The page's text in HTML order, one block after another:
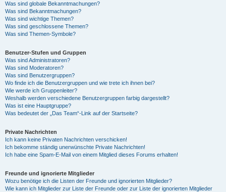
Was sind globale Bekanntmachungen?
Was sind Bekanntmachungen?
Was sind wichtige Themen?
Was sind geschlossene Themen?
Was sind Themen-Symbole?
Benutzer-Stufen und Gruppen
Was sind Administratoren?
Was sind Moderatoren?
Was sind Benutzergruppen?
Wo finde ich die Benutzergruppen und wie trete ich ihnen bei?
Wie werde ich Gruppenleiter?
Weshalb werden verschiedene Benutzergruppen farbig dargestellt?
Was ist eine Hauptgruppe?
Was bedeutet der „Das Team“-Link auf der Startseite?
Private Nachrichten
Ich kann keine Privaten Nachrichten verschicken!
Ich bekomme ständig unerwünschte Private Nachrichten!
Ich habe eine Spam-E-Mail von einem Mitglied dieses Forums erhalten!
Freunde und ignorierte Mitglieder
Wozu benötige ich die Listen der Freunde und ignorierten Mitglieder?
Wie kann ich Mitglieder zur Liste der Freunde oder zur Liste der ignorierten Mitglieder